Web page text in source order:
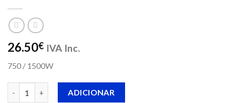
26.50€ IVA Inc.
750 / 1500W
ADICIONAR